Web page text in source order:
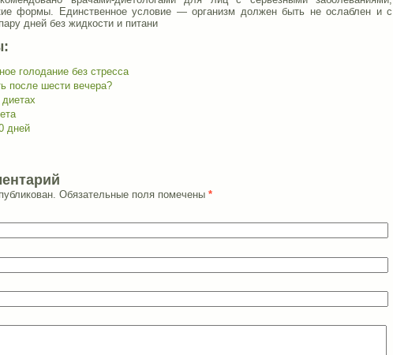
формы. Единственное условие — организм должен быть не ослаблен и с
дней без жидкости и питани
голодание без стресса
после шести вечера?
дней
Обязательные поля помечены *